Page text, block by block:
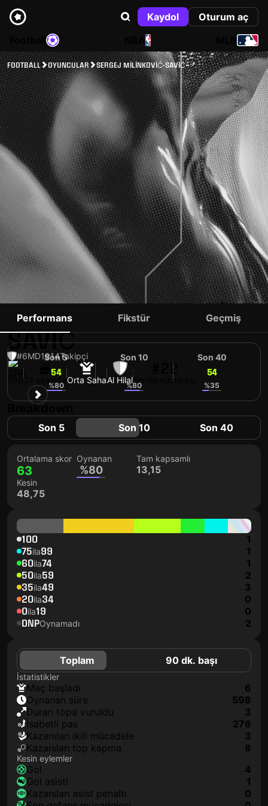
Kaydol
Oturum aç
NBA
FOOTBALL OYUNCULAR SERGEJ MILINKOVIĆ-SAVIĆ
SERGEJ MILINKOVIĆ-
SAVIĆ
#6MD1914Takipçi
Orta SahaAl Hilal Forma numarası
Performans Fikstür Geçmiş
Son 5
54
%80
Son 10
59
%80
Son 40
54
%35
Breakdown
Son 5 Son 10 Son 40
Ortalama skor
63
Oynanan
%80
Tam kapsamlı
13,15
Kesin
48,75
100 1
75ila99 1
60ila74 1
50ila59 2
35ila49 3
20ila34 0
0ila19 0
DNPOynamadı 2
Toplam 90 dk. başı
İstatistikler
maç başladı
6
oynanan süre
598
duran topa vuruldu
3
isabetli pas
276
kazanılan ikili mücadele
3
kazanılan top kapma
8
Kesin eylemler
gol
4
gol asisti
1
kazanılan asist penaltı
0